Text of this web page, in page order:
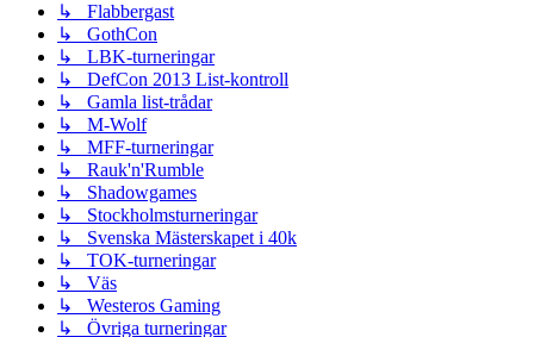
↳ Flabbergast
↳ GothCon
↳ LBK-turneringar
↳ DefCon 2013 List-kontroll
↳ Gamla list-trådar
↳ M-Wolf
↳ MFF-turneringar
↳ Rauk'n'Rumble
↳ Shadowgames
↳ Stockholmsturneringar
↳ Svenska Mästerskapet i 40k
↳ TOK-turneringar
↳ Väs
↳ Westeros Gaming
↳ Övriga turneringar